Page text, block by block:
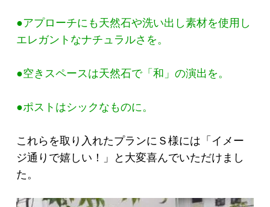
●アプローチにも天然石や洗い出し素材を使用し
エレガントなナチュラルさを。
●空きスペースは天然石で「和」の演出を。
●ポストはシックなものに。
これらを取り入れたプランにＳ様には「イメー
ジ通りで嬉しい！」と大変喜んでいただけまし
た。